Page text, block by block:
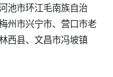
池市环江毛南族自治
州市兴宁市、营口市老
西县、文昌市冯坡镇